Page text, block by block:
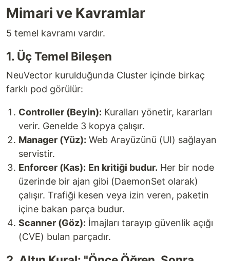
Mimari ve Kavramlar
5 temel kavramı vardır.
1. Üç Temel Bileşen
NeuVector kurulduğunda Cluster içinde birkaç
farklı pod görülür:
Controller (Beyin): Kuralları yönetir, kararları
verir. Genelde 3 kopya çalışır.
Manager (Yüz): Web Arayüzünü (UI) sağlayan
servistir.
Enforcer (Kas): En kritiği budur. Her bir node
üzerinde bir ajan gibi (DaemonSet olarak)
çalışır. Trafiği kesen veya izin veren, paketin
içine bakan parça budur.
Scanner (Göz): İmajları tarayıp güvenlik açığı
(CVE) bulan parçadır.